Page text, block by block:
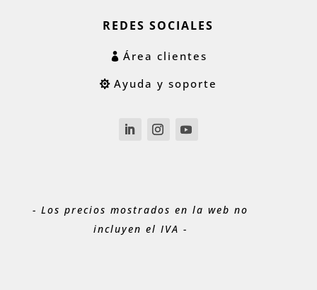
REDES SOCIALES
Área clientes
Ayuda y soporte
- Los precios mostrados en la web no
incluyen el IVA -